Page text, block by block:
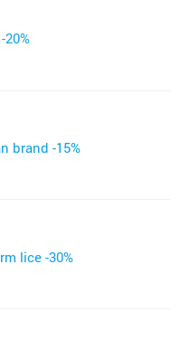
brand -15%
lice -30%